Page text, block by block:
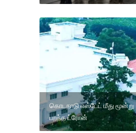
கொடநாடு எஸ்டேட் மீது
பறந்த ட்ரோன்